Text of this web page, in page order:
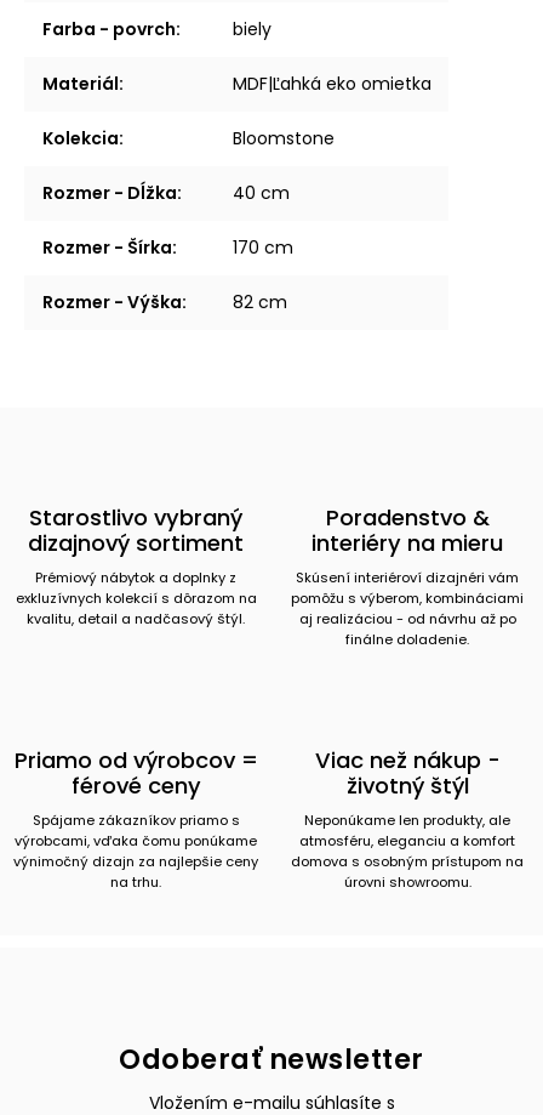
Farba - povrch: biely
Materiál: MDF|Ľahká eko omietka
Kolekcia: Bloomstone
Rozmer - Dĺžka: 40 cm
Rozmer - Šírka: 170 cm
Rozmer - Výška: 82 cm
Starostlivo vybraný
dizajnový sortiment
Prémiový nábytok a doplnky z
exkluzívnych kolekcií s dôrazom na
kvalitu, detail a nadčasový štýl.
Poradenstvo &
interiéry na mieru
Skúsení interiéroví dizajnéri vám
pomôžu s výberom, kombináciami
aj realizáciou - od návrhu až po
finálne doladenie.
Priamo od výrobcov =
férové ceny
Spájame zákazníkov priamo s
výrobcami, vďaka čomu ponúkame
výnimočný dizajn za najlepšie ceny
na trhu.
Viac než nákup -
životný štýl
Neponúkame len produkty, ale
atmosféru, eleganciu a komfort
domova s osobným prístupom na
úrovni showroomu.
Odoberať newsletter
Vložením e-mailu súhlasíte s